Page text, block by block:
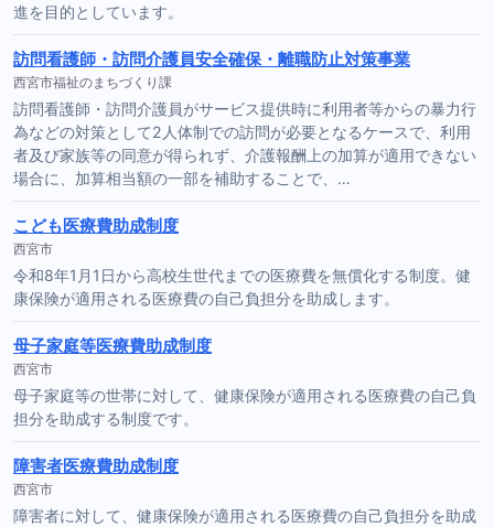
進を目的としています。
訪問看護師・訪問介護員安全確保・離職防止対策事業
西宮市福祉のまちづくり課
訪問看護師・訪問介護員がサービス提供時に利用者等からの暴力行
為などの対策として2人体制での訪問が必要となるケースで、利用
者及び家族等の同意が得られず、介護報酬上の加算が適用できない
場合に、加算相当額の一部を補助することで、…
こども医療費助成制度
西宮市
令和8年1月1日から高校生世代までの医療費を無償化する制度。健
康保険が適用される医療費の自己負担分を助成します。
母子家庭等医療費助成制度
西宮市
母子家庭等の世帯に対して、健康保険が適用される医療費の自己負
担分を助成する制度です。
障害者医療費助成制度
西宮市
障害者に対して、健康保険が適用される医療費の自己負担分を助成